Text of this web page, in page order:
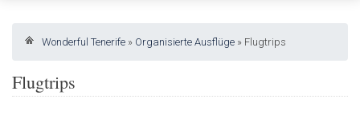
Wonderful Tenerife » Organisierte Ausflüge » Flugtrips
Flugtrips